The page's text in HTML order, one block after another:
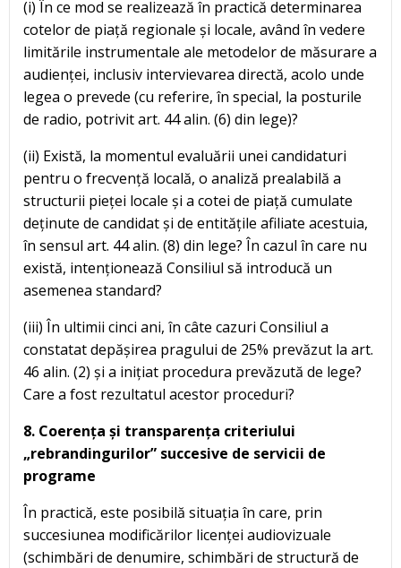
(i) În ce mod se realizează în practică determinarea
cotelor de piață regionale și locale, având în vedere
limitările instrumentale ale metodelor de măsurare a
audienței, inclusiv intervievarea directă, acolo unde
legea o prevede (cu referire, în special, la posturile
de radio, potrivit art. 44 alin. (6) din lege)?
(ii) Există, la momentul evaluării unei candidaturi
pentru o frecvență locală, o analiză prealabilă a
structurii pieței locale și a cotei de piață cumulate
deținute de candidat și de entitățile afiliate acestuia,
în sensul art. 44 alin. (8) din lege? În cazul în care nu
există, intenționează Consiliul să introducă un
asemenea standard?
(iii) În ultimii cinci ani, în câte cazuri Consiliul a
constatat depășirea pragului de 25% prevăzut la art.
46 alin. (2) și a inițiat procedura prevăzută de lege?
Care a fost rezultatul acestor proceduri?
8. Coerența și transparența criteriului
„rebrandingurilor” succesive de servicii de
programe
În practică, este posibilă situația în care, prin
succesiunea modificărilor licenței audiovizuale
(schimbări de denumire, schimbări de structură de